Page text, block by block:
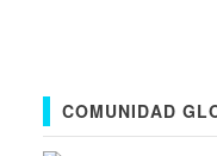
COMUNIDAD